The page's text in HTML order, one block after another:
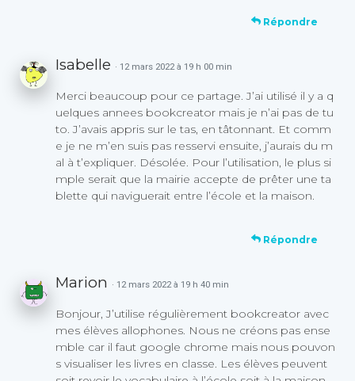
Répondre
Isabelle · 12 mars 2022 à 19 h 00 min
Merci beaucoup pour ce partage. J’ai utilisé il y a q
uelques annees bookcreator mais je n’ai pas de tu
to. J’avais appris sur le tas, en tâtonnant. Et comm
e je ne m’en suis pas resservi ensuite, j’aurais du m
al à t’expliquer. Désolée. Pour l’utilisation, le plus si
mple serait que la mairie accepte de prêter une ta
blette qui naviguerait entre l’école et la maison.
Répondre
Marion · 12 mars 2022 à 19 h 40 min
Bonjour, J’utilise régulièrement bookcreator avec
mes élèves allophones. Nous ne créons pas ense
mble car il faut google chrome mais nous pouvon
s visualiser les livres en classe. Les élèves peuvent